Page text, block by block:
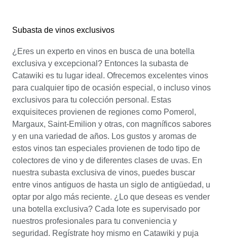
Subasta de vinos exclusivos
¿Eres un experto en vinos en busca de una botella
exclusiva y excepcional? Entonces la subasta de
Catawiki es tu lugar ideal. Ofrecemos excelentes vinos
para cualquier tipo de ocasión especial, o incluso vinos
exclusivos para tu colección personal. Estas
exquisiteces provienen de regiones como Pomerol,
Margaux, Saint-Emilion y otras, con magníficos sabores
y en una variedad de años. Los gustos y aromas de
estos vinos tan especiales provienen de todo tipo de
colectores de vino y de diferentes clases de uvas. En
nuestra subasta exclusiva de vinos, puedes buscar
entre vinos antiguos de hasta un siglo de antigüedad, u
optar por algo más reciente. ¿Lo que deseas es vender
una botella exclusiva? Cada lote es supervisado por
nuestros profesionales para tu conveniencia y
seguridad. Regístrate hoy mismo en Catawiki y puja